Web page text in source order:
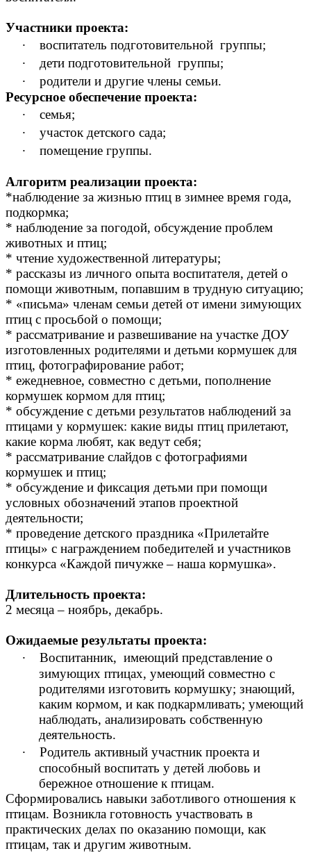
Участники проекта:
∙ воспитатель подготовительной группы;
∙ дети подготовительной группы;
∙
родители и другие члены семьи.
Ресурсное обеспечение проекта:
∙ семья;
∙ участок детского сада;
∙ помещение группы.
Алгоритм реализации проекта:
*наблюдение за жизнью птиц в зимнее время года,
подкормка;
* наблюдение за погодой, обсуждение проблем
животных и птиц;
* чтение художественной литературы;
* рассказы из личного опыта воспитателя, детей о
помощи животным, попавшим в трудную ситуацию;
* «письма» членам семьи детей от имени зимующих
птиц с просьбой о помощи;
* рассматривание и развешивание на участке ДОУ
изготовленных родителями и детьми кормушек для
птиц, фотографирование работ;
* ежедневное, совместно с детьми, пополнение
кормушек кормом для птиц;
* обсуждение с детьми результатов наблюдений за
птицами у кормушек: какие виды птиц прилетают,
какие корма любят, как ведут себя;
* рассматривание слайдов с фотографиями
кормушек и птиц;
* обсуждение и фиксация детьми при помощи
условных обозначений этапов проектной
деятельности;
* проведение детского праздника «Прилетайте
птицы» с награждением победителей и участников
конкурса «Каждой пичужке – наша кормушка».
Длительность проекта:
2 месяца – ноябрь, декабрь.
Ожидаемые результаты проекта:
∙
Воспитанник, имеющий представление о
зимующих птицах, умеющий совместно с
родителями изготовить кормушку; знающий,
каким кормом, и как подкармливать; умеющий
наблюдать, анализировать собственную
деятельность.
∙
Родитель активный участник проекта и
способный воспитать у детей любовь и
бережное отношение к птицам.
Сформировались навыки заботливого отношения к
птицам. Возникла готовность участвовать в
практических делах по оказанию помощи, как
птицам, так и другим животным.